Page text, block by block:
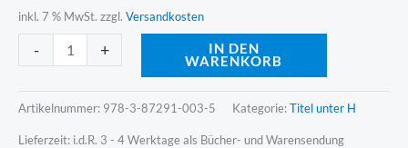
inkl. 7 % MwSt. zzgl. Versandkosten
- +
IN DEN
WARENKORB
Artikelnummer: 978-3-87291-003-5 Kategorie:Titel unter H
Lieferzeit: i.d.R. 3 - 4 Werktage als Bücher- und Warensendung